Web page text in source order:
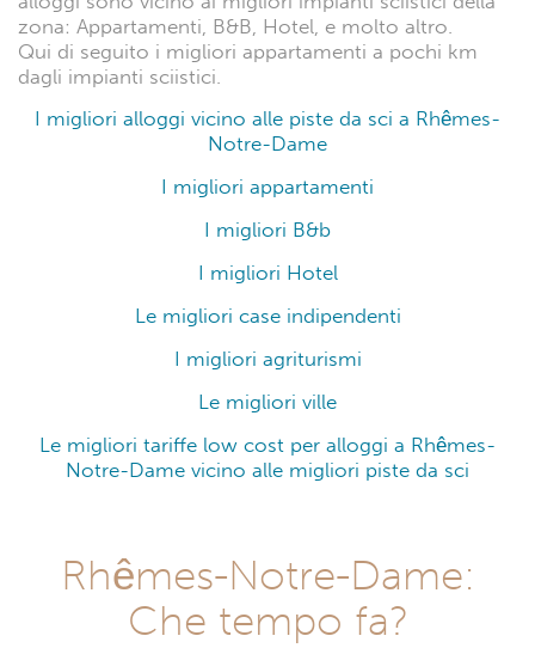
zona: Appartamenti, B&B, Hotel, e molto altro.
Qui di seguito i migliori appartamenti a pochi km
dagli impianti sciistici.
I migliori alloggi vicino alle piste da sci a Rhêmes-
Notre-Dame
I migliori appartamenti
I migliori B&b
I migliori Hotel
Le migliori case indipendenti
I migliori agriturismi
Le migliori ville
Le migliori tariffe low cost per alloggi a Rhêmes-
Notre-Dame vicino alle migliori piste da sci
Rhêmes-Notre-Dame:
Che tempo fa?